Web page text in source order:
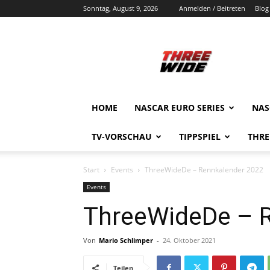
Sonntag, August 9, 2026 Anmelden / Beitreten Blog
HOME NASCAR EURO SERIES
TV-VORSCHAU TIPPSPIEL
Start Events ThreeWideDe – Rennkalender 2022
Events
ThreeWideDe –
Von Mario Schlimper - 24. Oktober 2021
Teilen